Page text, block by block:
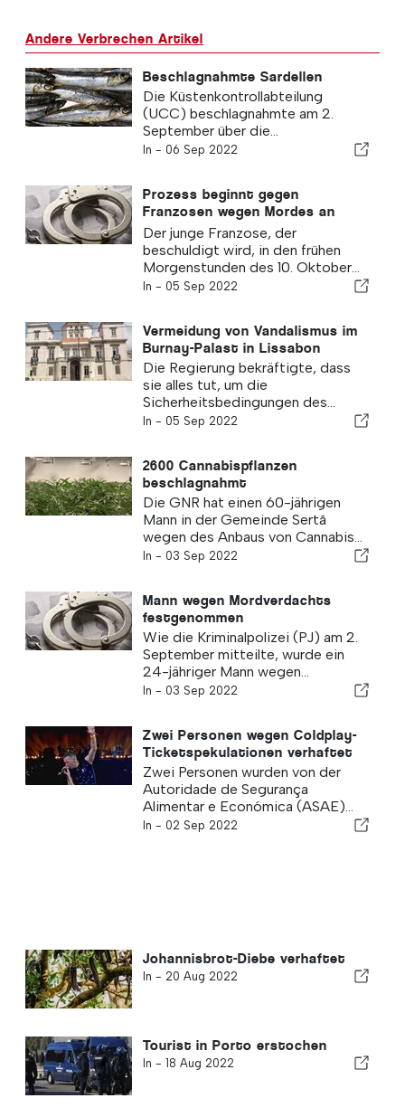
Andere Verbrechen Artikel
Beschlagnahmte Sardellen
Die Küstenkontrollabteilung
(UCC) beschlagnahmte am 2.
September über die...
In - 06 Sep 2022
Prozess beginnt gegen
Franzosen wegen Mordes an
Student in Porto
Der junge Franzose, der
beschuldigt wird, in den frühen
Morgenstunden des 10. Oktober...
In - 05 Sep 2022
Vermeidung von Vandalismus im
Burnay-Palast in Lissabon
Die Regierung bekräftigte, dass
sie alles tut, um die
Sicherheitsbedingungen des...
In - 05 Sep 2022
2600 Cannabispflanzen
beschlagnahmt
Die GNR hat einen 60-jährigen
Mann in der Gemeinde Sertã
wegen des Anbaus von Cannabis...
In - 03 Sep 2022
Mann wegen Mordverdachts
festgenommen
Wie die Kriminalpolizei (PJ) am 2.
September mitteilte, wurde ein
24-jähriger Mann wegen...
In - 03 Sep 2022
Zwei Personen wegen Coldplay-
Ticketspekulationen verhaftet
Zwei Personen wurden von der
Autoridade de Segurança
Alimentar e Económica (ASAE)...
In - 02 Sep 2022
Johannisbrot-Diebe verhaftet
In - 20 Aug 2022
Tourist in Porto erstochen
In - 18 Aug 2022